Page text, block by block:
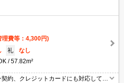
理費等：4,300円)
礼
なし
57.82m²
約、クレジットカードにも対応してお